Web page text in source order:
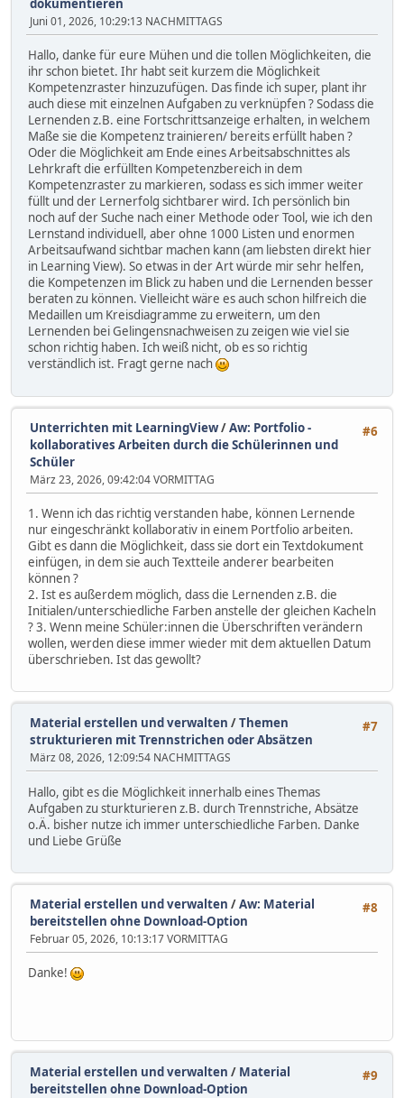
dokumentieren
Juni 01, 2026, 10:29:13 NACHMITTAGS
Hallo, danke für eure Mühen und die tollen Möglichkeiten, die
ihr schon bietet. Ihr habt seit kurzem die Möglichkeit
Kompetenzraster hinzuzufügen. Das finde ich super, plant ihr
auch diese mit einzelnen Aufgaben zu verknüpfen ? Sodass die
Lernenden z.B. eine Fortschrittsanzeige erhalten, in welchem
Maße sie die Kompetenz trainieren/ bereits erfüllt haben ?
Oder die Möglichkeit am Ende eines Arbeitsabschnittes als
Lehrkraft die erfüllten Kompetenzbereich in dem
Kompetenzraster zu markieren, sodass es sich immer weiter
füllt und der Lernerfolg sichtbarer wird. Ich persönlich bin
noch auf der Suche nach einer Methode oder Tool, wie ich den
Lernstand individuell, aber ohne 1000 Listen und enormen
Arbeitsaufwand sichtbar machen kann (am liebsten direkt hier
in Learning View). So etwas in der Art würde mir sehr helfen,
die Kompetenzen im Blick zu haben und die Lernenden besser
beraten zu können. Vielleicht wäre es auch schon hilfreich die
Medaillen um Kreisdiagramme zu erweitern, um den
Lernenden bei Gelingensnachweisen zu zeigen wie viel sie
schon richtig haben. Ich weiß nicht, ob es so richtig
verständlich ist. Fragt gerne nach
#6
Unterrichten mit LearningView/Aw: Portfolio -
kollaboratives Arbeiten durch die Schülerinnen und
Schüler
März 23, 2026, 09:42:04 VORMITTAG
1. Wenn ich das richtig verstanden habe, können Lernende
nur eingeschränkt kollaborativ in einem Portfolio arbeiten.
Gibt es dann die Möglichkeit, dass sie dort ein Textdokument
einfügen, in dem sie auch Textteile anderer bearbeiten
können ?
2. Ist es außerdem möglich, dass die Lernenden z.B. die
Initialen/unterschiedliche Farben anstelle der gleichen Kacheln
? 3. Wenn meine Schüler:innen die Überschriften verändern
wollen, werden diese immer wieder mit dem aktuellen Datum
überschrieben. Ist das gewollt?
#7
Material erstellen und verwalten /Themen
strukturieren mit Trennstrichen oder Absätzen
März 08, 2026, 12:09:54 NACHMITTAGS
Hallo, gibt es die Möglichkeit innerhalb eines Themas
Aufgaben zu sturkturieren z.B. durch Trennstriche, Absätze
o.Ä. bisher nutze ich immer unterschiedliche Farben. Danke
und Liebe Grüße
#8
Material erstellen und verwalten /Aw: Material
bereitstellen ohne Download-Option
Februar 05, 2026, 10:13:17 VORMITTAG
Danke!
#9
Material erstellen und verwalten / Material
bereitstellen ohne Download-Option